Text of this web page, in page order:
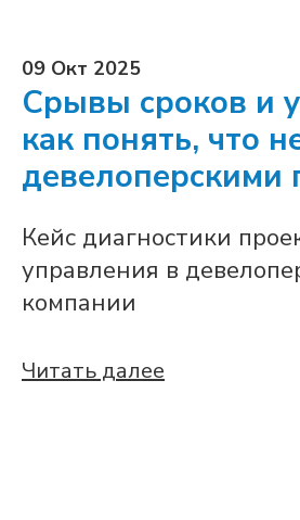
09 Окт 2025
Срывы сроков и
как понять, что
девелоперскими
Кейс диагностики
управления в
компании
Читать далее